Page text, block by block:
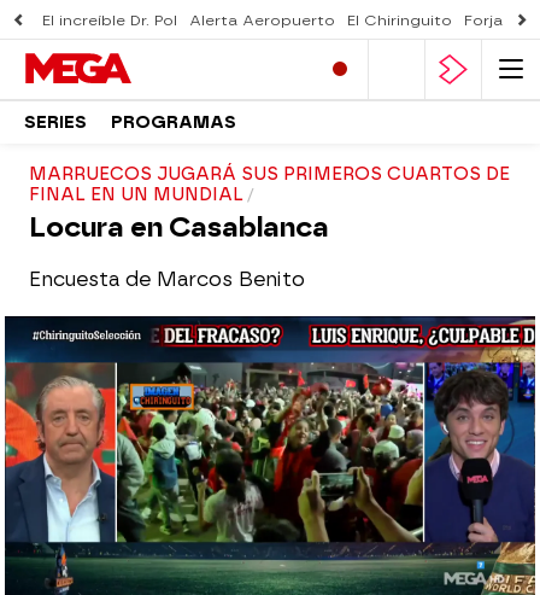
El increíble Dr. Pol Alerta Aeropuerto El Chiringuito Forjado
SERIES PROGRAMAS
MARRUECOS JUGARÁ SUS PRIMEROS CUARTOS DE
FINAL EN UN MUNDIAL
Locura en Casablanca
Encuesta de Marcos Benito
El Chiringuito
Madrid
Actualizado:07 de diciembre de 2022, 06:00
Publicado:07 de diciembre de 2022, 01:34